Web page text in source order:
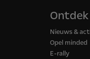
Nieuws &
Opel minded
E-rally